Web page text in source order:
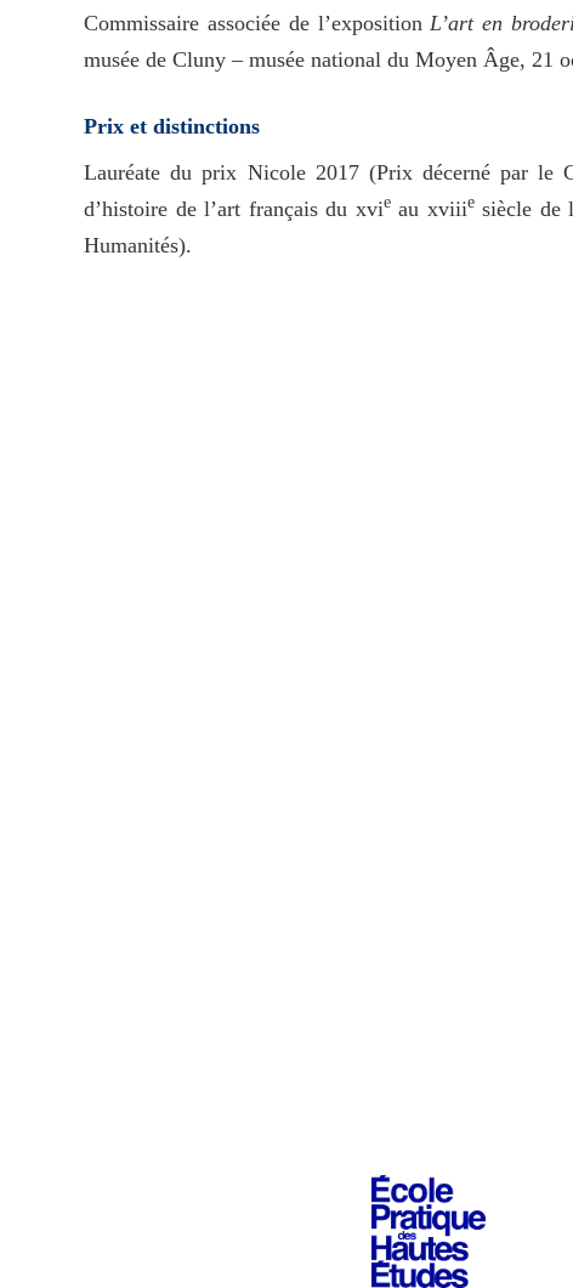
Commissaire associée de l’exposition L’art en
musée de Cluny – musée national du Moyen Âge, 21
Prix et distinctions
Lauréate du prix Nicole 2017 (Prix décerné par le
d’histoire de l’art français du xvieau xviiiesiècle de
Humanités).